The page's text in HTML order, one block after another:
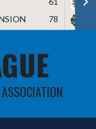
78